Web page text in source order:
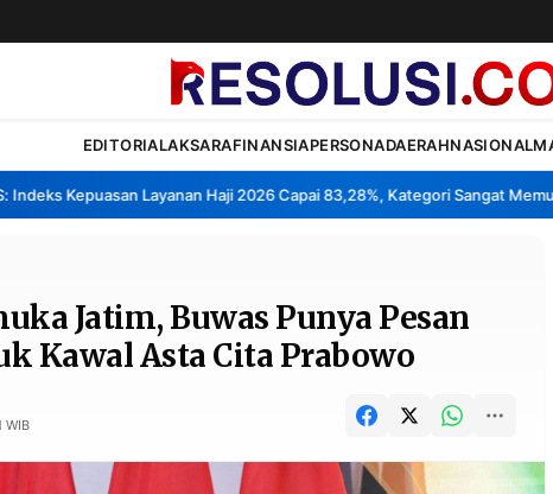
EDITORIALAKSARAFINANSIAPERSONADAERAHNASIONAL
Kepuasan Layanan Haji 2026 Capai 83,28%, Kategori Sangat
Jatim, Buwas Punya Pesan
Kawal Asta Cita Prabowo
WIB